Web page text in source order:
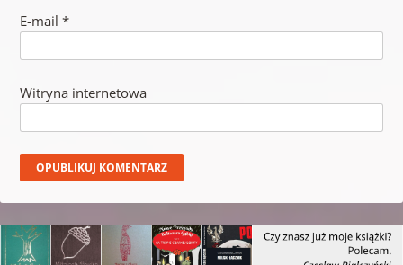
E-mail *
Witryna internetowa